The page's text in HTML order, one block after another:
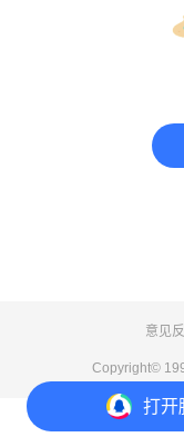
打开
意见
Copyright©